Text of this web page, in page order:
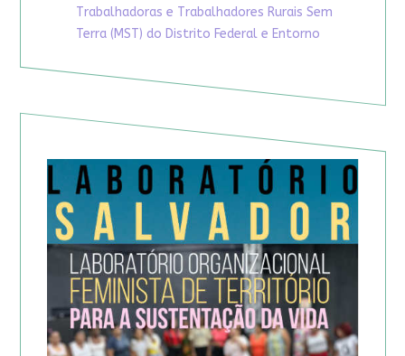
Trabalhadoras e Trabalhadores Rurais Sem
Terra (MST) do Distrito Federal e Entorno